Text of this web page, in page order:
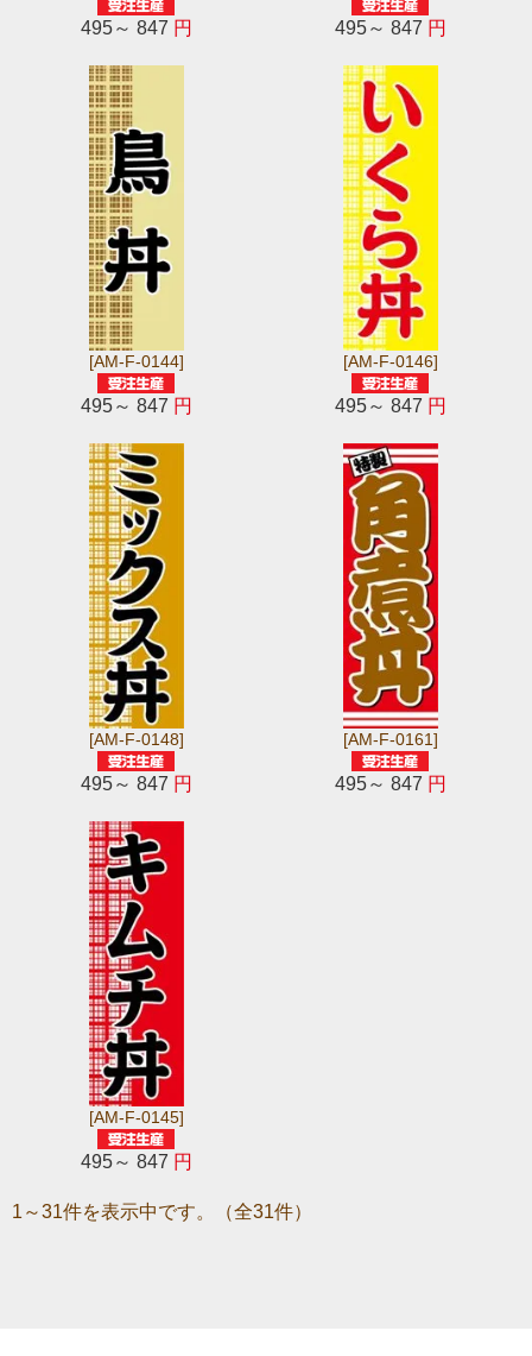
495～ 847 円 495～ 847 円
[AM-F-0144]
495～ 847 円
[AM-F-0146]
495～ 847 円
[AM-F-0148]
495～ 847 円
[AM-F-0161]
495～ 847 円
[AM-F-0145]
495～ 847 円
1～31件を表示中です。（全31件）